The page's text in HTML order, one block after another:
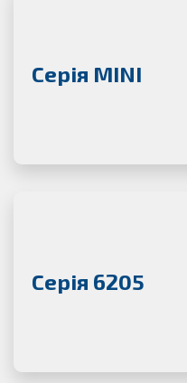
Серія MINI
Серія 6205